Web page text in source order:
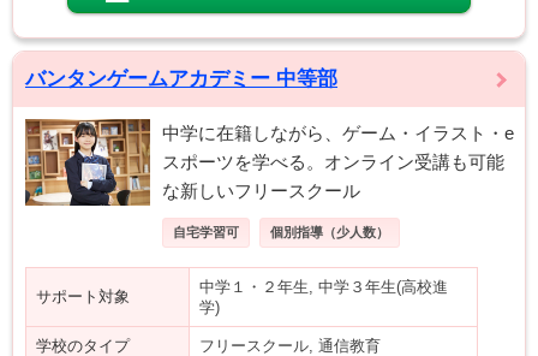
バンタンゲームアカデミー 中等部
中学に在籍しながら、ゲーム・イラスト・e
スポーツを学べる。オンライン受講も可能
な新しいフリースクール
自宅学習可 個別指導（少人数）
サポート対象
中学１・２年生, 中学３年生(高校進
学)
学校のタイプ フリースクール, 通信教育